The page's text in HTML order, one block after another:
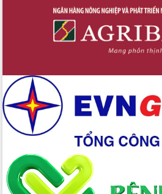
Đắk Lắk: Tôn vinh 46 giải pháp tại Hội
thi Sáng tạo Kỹ thuật 2024 - 2025
Đắk Lắk rà soát, điều chỉnh Đề án 190
Phó Chủ tịch UBND tỉnh Đắk Lắk
Trương Công Thái kiểm tra thực địa
Dự án cao tốc Khánh Hòa - Buôn Ma
Thuột
Định vị cà phê Việt Nam như một “di
sản sống” trong dòng chảy toàn cầu
Xây dựng nông thôn mới: Nâng cao đời
sống người dân từ những mô hình thiết
thực